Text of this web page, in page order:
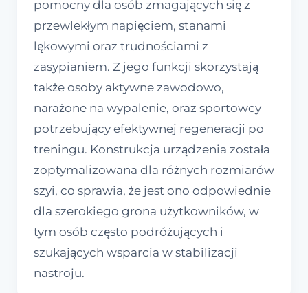
pomocny dla osób zmagających się z
przewlekłym napięciem, stanami
lękowymi oraz trudnościami z
zasypianiem. Z jego funkcji skorzystają
także osoby aktywne zawodowo,
narażone na wypalenie, oraz sportowcy
potrzebujący efektywnej regeneracji po
treningu. Konstrukcja urządzenia została
zoptymalizowana dla różnych rozmiarów
szyi, co sprawia, że jest ono odpowiednie
dla szerokiego grona użytkowników, w
tym osób często podróżujących i
szukających wsparcia w stabilizacji
nastroju.